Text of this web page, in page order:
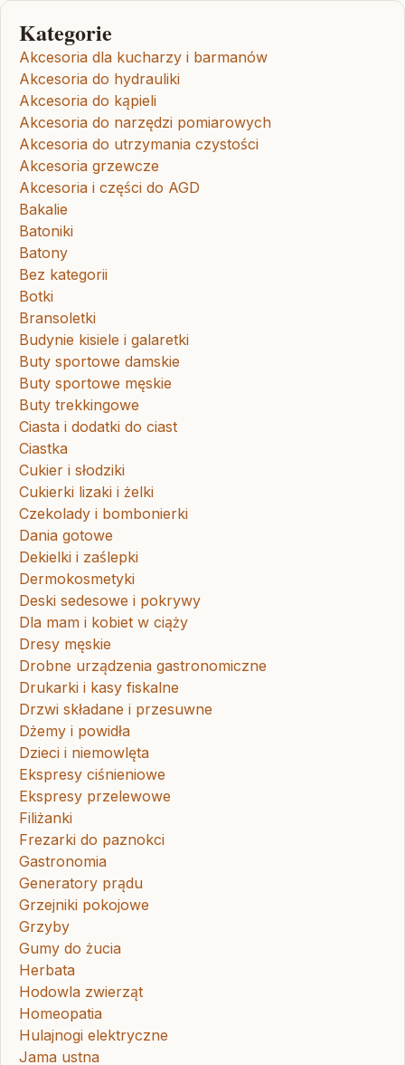
Kategorie
Akcesoria dla kucharzy i barmanów
Akcesoria do hydrauliki
Akcesoria do kąpieli
Akcesoria do narzędzi pomiarowych
Akcesoria do utrzymania czystości
Akcesoria grzewcze
Akcesoria i części do AGD
Bakalie
Batoniki
Batony
Bez kategorii
Botki
Bransoletki
Budynie kisiele i galaretki
Buty sportowe damskie
Buty sportowe męskie
Buty trekkingowe
Ciasta i dodatki do ciast
Ciastka
Cukier i słodziki
Cukierki lizaki i żelki
Czekolady i bombonierki
Dania gotowe
Dekielki i zaślepki
Dermokosmetyki
Deski sedesowe i pokrywy
Dla mam i kobiet w ciąży
Dresy męskie
Drobne urządzenia gastronomiczne
Drukarki i kasy fiskalne
Drzwi składane i przesuwne
Dżemy i powidła
Dzieci i niemowlęta
Ekspresy ciśnieniowe
Ekspresy przelewowe
Filiżanki
Frezarki do paznokci
Gastronomia
Generatory prądu
Grzejniki pokojowe
Grzyby
Gumy do żucia
Herbata
Hodowla zwierząt
Homeopatia
Hulajnogi elektryczne
Jama ustna